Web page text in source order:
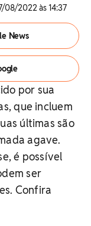
08/2022 às 14:37
News
por sua
que incluem
últimas são
agave.
é possível
ser
Confira